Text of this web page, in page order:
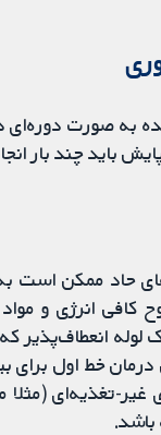
به صورت
باید چند بار
حاد ممکن است
کافی انرژی و
لوله انعطاف‌پذیر
خط اول برای
غیر-تغذیه‌ای
باشد.